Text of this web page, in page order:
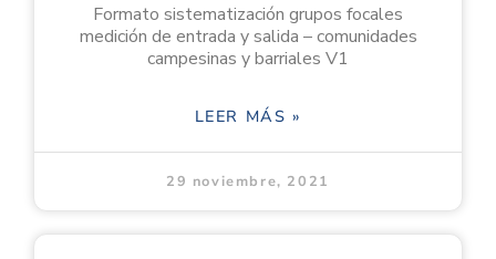
Formato sistematización grupos focales
medición de entrada y salida – comunidades
campesinas y barriales V1
LEER MÁS »
29 noviembre, 2021